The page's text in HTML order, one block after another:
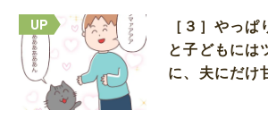
［３］やっ
と子どもには
に、夫にだけ